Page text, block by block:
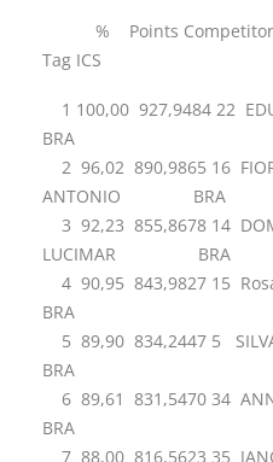
% Points
Tag ICS
1 100,00 927,9484 22
BRA
2 96,02 890,9865 16
ANTONIO BRA
3 92,23 855,8678 14
LUCIMAR BRA
4 90,95 843,9827
BRA
5 89,90 834,2447 5
BRA
6 89,61 831,5470 34
BRA
7 88,00 816,5623 35